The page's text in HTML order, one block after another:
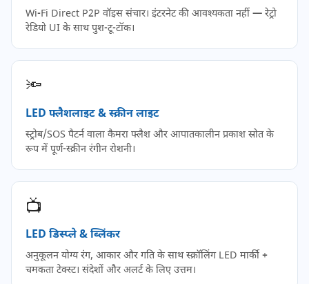
Wi-Fi Direct P2P वॉइस संचार। इंटरनेट की आवश्यकता नहीं — रेट्रो
रेडियो UI के साथ पुश-टू-टॉक।
🔦
LED फ्लैशलाइट & स्क्रीन लाइट
स्ट्रोब/SOS पैटर्न वाला कैमरा फ्लैश और आपातकालीन प्रकाश स्रोत के
रूप में पूर्ण-स्क्रीन रंगीन रोशनी।
📺
LED डिस्प्ले & ब्लिंकर
अनुकूलन योग्य रंग, आकार और गति के साथ स्क्रॉलिंग LED मार्की +
चमकता टेक्स्ट। संदेशों और अलर्ट के लिए उत्तम।